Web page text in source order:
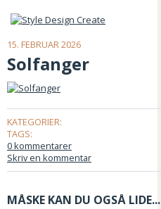
15. FEBRUAR 2026
Solfanger
KATEGORIER:
TAGS:
0 kommentarer
Skriv en kommentar
MÅSKE KAN DU OGSÅ LIDE...